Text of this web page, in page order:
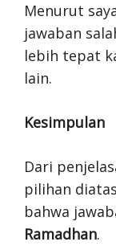
Menurut
jawaban
lebih tepat
lain.
Kesimpulan
Dari
pilihan
bahwa
Ramadhan.